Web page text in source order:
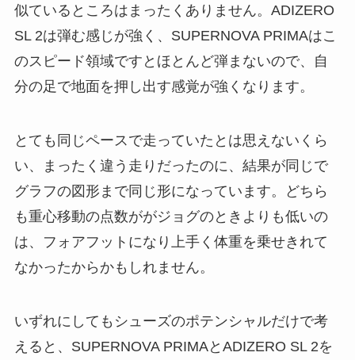
似ているところはまったくありません。ADIZERO
SL 2は弾む感じが強く、SUPERNOVA PRIMAはこ
のスピード領域ですとほとんど弾まないので、自
分の足で地面を押し出す感覚が強くなります。
とても同じペースで走っていたとは思えないくら
い、まったく違う走りだったのに、結果が同じで
グラフの図形まで同じ形になっています。どちら
も重心移動の点数ががジョグのときよりも低いの
は、フォアフットになり上手く体重を乗せきれて
なかったからかもしれません。
いずれにしてもシューズのポテンシャルだけで考
えると、SUPERNOVA PRIMAとADIZERO SL 2を